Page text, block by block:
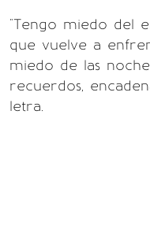
"Tengo miedo del
que vuelve a
miedo de las
recuerdos,
letra.